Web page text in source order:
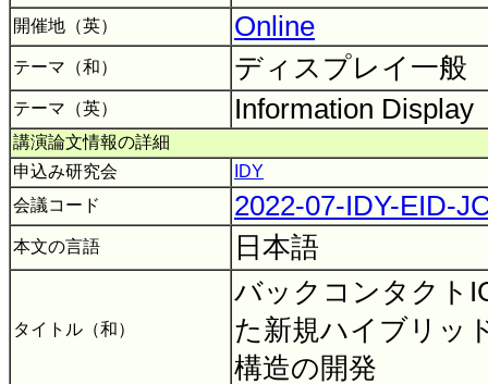
開催地（英） Online
テーマ（和） ディスプレイ一般
テーマ（英） Information Display
講演論文情報の詳細
申込み研究会
IDY
会議コード
2022-07-IDY-EID-
本文の言語 日本語
タイトル（和）
バックコンタクト
た新規ハイブリッ
構造の開発